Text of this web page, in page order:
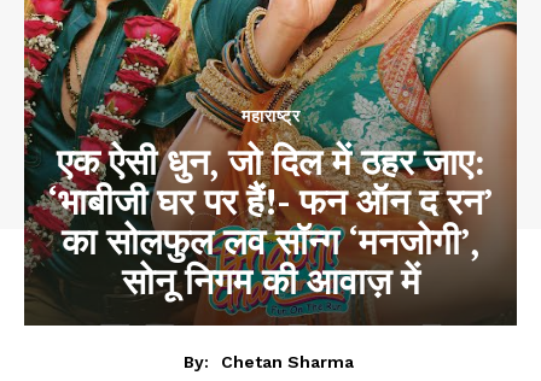
महाराष्ट्र
एक ऐसी धुन, जो दिल में ठहर जाए:
‘भाबीजी घर पर हैं!- फन ऑन द रन’
का सोलफुल लव सॉन्ग ‘मनजोगी’,
सोनू निगम की आवाज़ में
By:
Chetan Sharma